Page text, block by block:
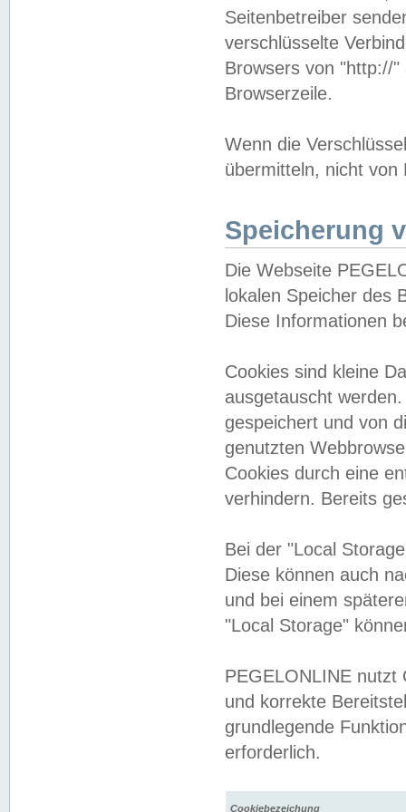
Seitenbetreiber
verschlüsselte
Browsers von "http://
Browserzeile.
Wenn die
übermitteln, nicht von
Speicherung
Die Webseite
lokalen Speicher des
Diese Informationen
Cookies sind kleine
ausgetauscht
gespeichert und von
genutzten
Cookies durch eine
verhindern. Bereits
Bei der "Local
Diese können auch
und bei einem
"Local Storage"
PEGELONLINE nutzt
und korrekte
grundlegende
erforderlich.
Cookiebezeichung